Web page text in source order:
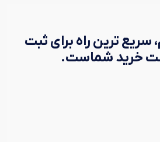
سریع ترین راه برای ثبت
خرید شماست.